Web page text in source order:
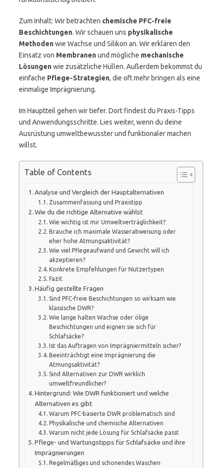
Zum Inhalt: Wir betrachten chemische PFC-freie
Beschichtungen. Wir schauen uns physikalische
Methodenwie Wachse und Silikon an. Wir erklären den
Einsatz von Membranenund mögliche mechanische
Lösungenwie zusätzliche Hüllen. Außerdem bekommst du
einfache Pflege-Strategien, die oft mehr bringen als eine
einmalige Imprägnierung.
Im Hauptteil gehen wir tiefer. Dort findest du Praxis-Tipps
und Anwendungsschritte. Lies weiter, wenn du deine
Ausrüstung umweltbewusster und funktionaler machen
willst.
Table of Contents
Analyse und Vergleich der Hauptalternativen
Zusammenfassung und Praxistipp
Wie du die richtige Alternative wählst
Wie wichtig ist mir Umweltverträglichkeit?
Brauche ich maximale Wasserabweisung oder
eher hohe Atmungsaktivität?
Wie viel Pflegeaufwand und Gewicht will ich
akzeptieren?
Konkrete Empfehlungen für Nutzertypen
Fazit
Häufig gestellte Fragen
Sind PFC-freie Beschichtungen so wirksam wie
klassische DWR?
Wie lange halten Wachse oder ölige
Beschichtungen und eignen sie sich für
Schlafsäcke?
Ist das Auftragen von Imprägniermitteln sicher?
Beeinträchtigt eine Imprägnierung die
Atmungsaktivität?
Sind Alternativen zur DWR wirklich
umweltfreundlicher?
Hintergrund: Wie DWR funktioniert und welche
Alternativen es gibt
Warum PFC-basierte DWR problematisch sind
Physikalische und chemische Alternativen
Warum nicht jede Lösung für Schlafsäcke passt
Pflege- und Wartungstipps für Schlafsäcke und ihre
Imprägnierungen
Regelmäßiges und schonendes Waschen